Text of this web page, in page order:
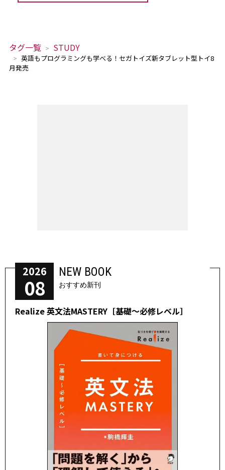
タグ一覧 STUDY
英語もプログラミングも学べる！セガトイズ新タブレット型トイ8
月発売
2026
08
NEW BOOK
おすすめ新刊
Realize 英文法MASTERY［基礎～必修レベル］